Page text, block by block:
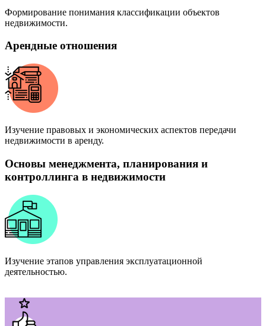
Формирование понимания классификации объектов
недвижимости.
Арендные отношения
Изучение правовых и экономических аспектов передачи
недвижимости в аренду.
Основы менеджмента, планирования и
контроллинга в недвижимости
Изучение этапов управления эксплуатационной
деятельностью.